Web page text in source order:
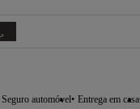
Seguro automóvel Entrega em casa